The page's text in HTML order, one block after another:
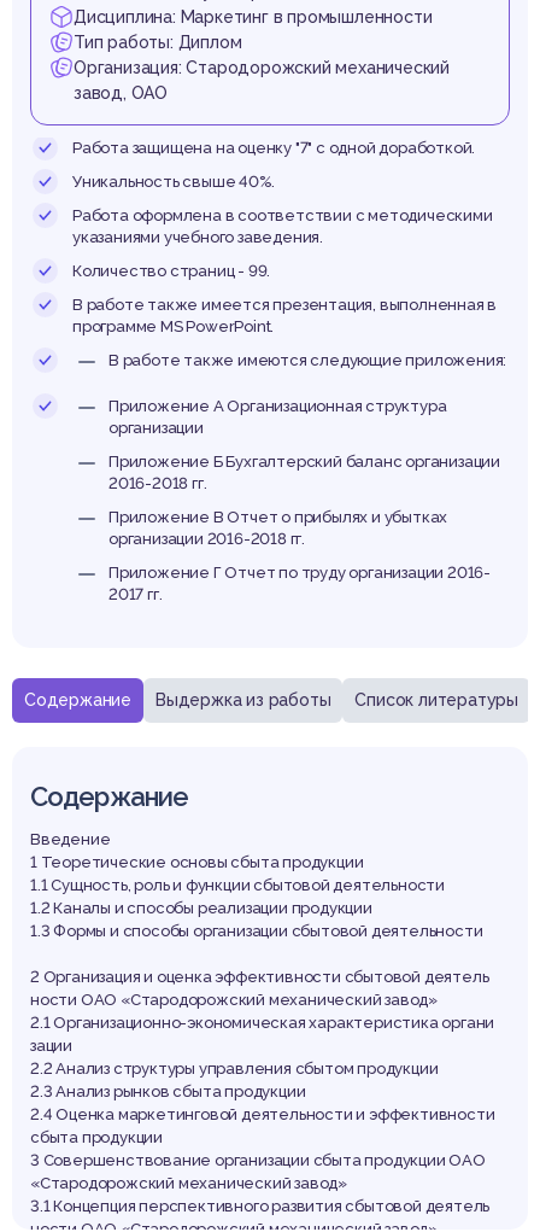
Содержание Выдержка из работы Список литературы
Содержание
Введение
1 Теоретические основы сбыта продукции
1.1 Сущность, роль и функции сбытовой деятельности
1.2 Каналы и способы реализации продукции
1.3 Формы и способы организации сбытовой деятельности
2 Организация и оценка эффективности сбытовой деятель
ности ОАО «Стародорожский механический завод»
2.1 Организационно-экономическая характеристика органи
зации
2.2 Анализ структуры управления сбытом продукции
2.3 Анализ рынков сбыта продукции
2.4 Оценка маркетинговой деятельности и эффективности
сбыта продукции
3 Совершенствование организации сбыта продукции ОАО
«Стародорожский механический завод»
3.1 Концепция перспективного развития сбытовой деятель
Дисциплина: Маркетинг в промышленности
Тип работы: Диплом
Организация: Стародорожский механический
завод, ОАО
Работа защищена на оценку "7" с одной доработкой.
Уникальность свыше 40%.
Работа оформлена в соответствии с методическими
указаниями учебного заведения.
Количество страниц - 99.
В работе также имеется презентация, выполненная в
программе MS PowerPoint.
В работе также имеются следующие приложения:
Приложение А Организационная структура
организации
Приложение Б Бухгалтерский баланс организации
2016-2018 гг.
Приложение В Отчет о прибылях и убытках
организации 2016-2018 гг.
Приложение Г Отчет по труду организации 2016-
2017 гг.